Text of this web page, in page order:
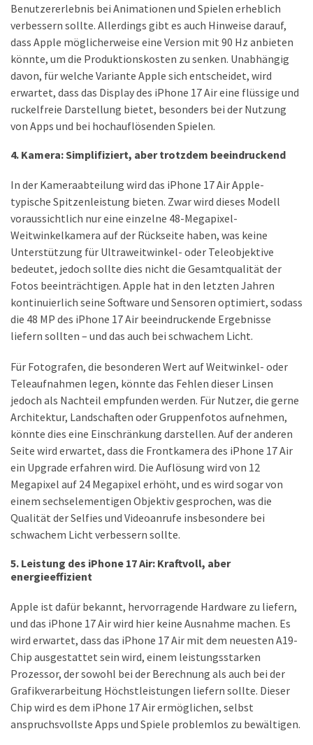
Benutzererlebnis bei Animationen und Spielen erheblich
verbessern sollte. Allerdings gibt es auch Hinweise darauf,
dass Apple möglicherweise eine Version mit 90 Hz anbieten
könnte, um die Produktionskosten zu senken. Unabhängig
davon, für welche Variante Apple sich entscheidet, wird
erwartet, dass das Display des iPhone 17 Air eine flüssige und
ruckelfreie Darstellung bietet, besonders bei der Nutzung
von Apps und bei hochauflösenden Spielen.
4. Kamera: Simplifiziert, aber trotzdem beeindruckend
In der Kameraabteilung wird das iPhone 17 Air Apple-
typische Spitzenleistung bieten. Zwar wird dieses Modell
voraussichtlich nur eine einzelne 48-Megapixel-
Weitwinkelkamera auf der Rückseite haben, was keine
Unterstützung für Ultraweitwinkel- oder Teleobjektive
bedeutet, jedoch sollte dies nicht die Gesamtqualität der
Fotos beeinträchtigen. Apple hat in den letzten Jahren
kontinuierlich seine Software und Sensoren optimiert, sodass
die 48 MP des iPhone 17 Air beeindruckende Ergebnisse
liefern sollten – und das auch bei schwachem Licht.
Für Fotografen, die besonderen Wert auf Weitwinkel- oder
Teleaufnahmen legen, könnte das Fehlen dieser Linsen
jedoch als Nachteil empfunden werden. Für Nutzer, die gerne
Architektur, Landschaften oder Gruppenfotos aufnehmen,
könnte dies eine Einschränkung darstellen. Auf der anderen
Seite wird erwartet, dass die Frontkamera des iPhone 17 Air
ein Upgrade erfahren wird. Die Auflösung wird von 12
Megapixel auf 24 Megapixel erhöht, und es wird sogar von
einem sechselementigen Objektiv gesprochen, was die
Qualität der Selfies und Videoanrufe insbesondere bei
schwachem Licht verbessern sollte.
5. Leistung des iPhone 17 Air: Kraftvoll, aber
energieeffizient
Apple ist dafür bekannt, hervorragende Hardware zu liefern,
und das iPhone 17 Air wird hier keine Ausnahme machen. Es
wird erwartet, dass das iPhone 17 Air mit dem neuesten A19-
Chip ausgestattet sein wird, einem leistungsstarken
Prozessor, der sowohl bei der Berechnung als auch bei der
Grafikverarbeitung Höchstleistungen liefern sollte. Dieser
Chip wird es dem iPhone 17 Air ermöglichen, selbst
anspruchsvollste Apps und Spiele problemlos zu bewältigen.